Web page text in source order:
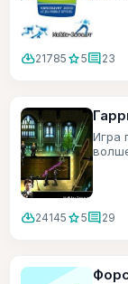
cloud_download21785 star5comment23
Игра
cloud_download24145 star5comment29